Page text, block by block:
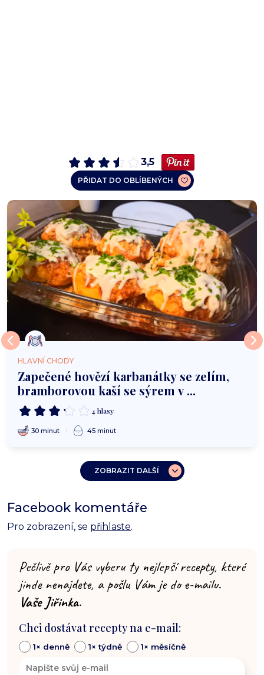
3,5
PŘIDAT DO OBLÍBENÝCH
HLAVNÍ CHODY
Zapečené hovězí karbanátky se zelím,
bramborovou kaší se sýrem v ...
4 hlasy
30 minut 45 minut
ZOBRAZIT DALŠÍ
Facebook komentáře
Pro zobrazení, se přihlaste.
Pečlivě pro Vás vyberu ty nejlepší recepty, které
jinde nenajdete, a pošlu Vám je do e-mailu.
Vaše Jiřinka.
Chci dostávat recepty na e-mail:
1× denně 1× týdně 1× měsíčně